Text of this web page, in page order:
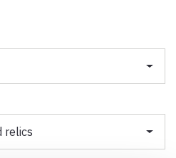
keyboard_arrow_up
relics